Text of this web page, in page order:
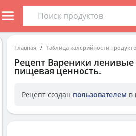
Главная Таблица калорийности
Рецепт Вареники ленивые
пищевая ценность.
Рецепт создан пользователем в